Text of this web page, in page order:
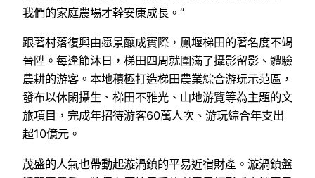
我們的家庭農場才幹安康成長。”
跟著村落復興由愿景釀成實際，鳳堰梯田的著名度不竭
晉陞。每逢節沐日，梯田四周就圍滿了攝影留影、體驗
農耕的游客。本地積極打造梯田農業綜合游玩示范區，
發布以休閑攝生、梯田不雅光、山地游覽等為主題的文
旅項目，完成年招待游客60萬人次、游玩綜合年支出
超10億元。
茂盛的人氣也帶動起漩渦鎮的平易近宿財產。漩渦鎮盤